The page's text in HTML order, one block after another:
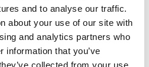
and to analyse our traffic.
about your use of our site with
and analytics partners who
information that you’ve
collected from your use
sig från Vara mot Vedum,
Levene. Med cykel letar
som är markerade på
på frågorna som